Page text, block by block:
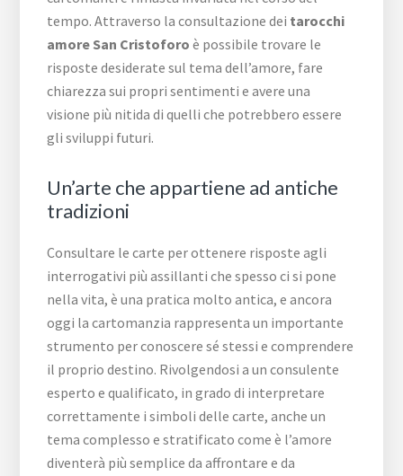
tempo. Attraverso la consultazione dei tarocchi
amore San Cristoforo è possibile trovare le
risposte desiderate sul tema dell’amore, fare
chiarezza sui propri sentimenti e avere una
visione più nitida di quelli che potrebbero essere
gli sviluppi futuri.
Un’arte che appartiene ad antiche
tradizioni
Consultare le carte per ottenere risposte agli
interrogativi più assillanti che spesso ci si pone
nella vita, è una pratica molto antica, e ancora
oggi la cartomanzia rappresenta un importante
strumento per conoscere sé stessi e comprendere
il proprio destino. Rivolgendosi a un consulente
esperto e qualificato, in grado di interpretare
correttamente i simboli delle carte, anche un
tema complesso e stratificato come è l’amore
diventerà più semplice da affrontare e da